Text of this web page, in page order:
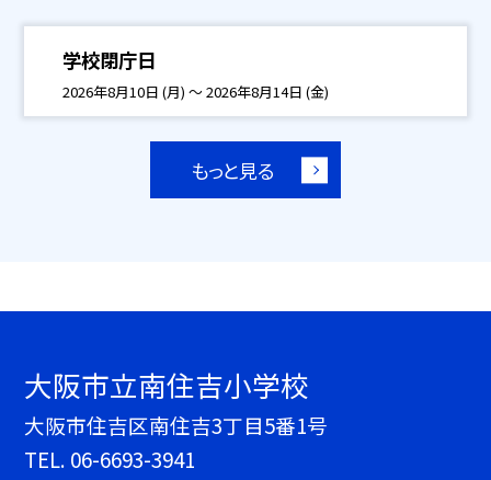
学校閉庁日
2026年8月10日 (月) ～ 2026年8月14日 (金)
もっと見る
大阪市立南住吉小学校
大阪市住吉区南住吉3丁目5番1号
TEL. 06-6693-3941